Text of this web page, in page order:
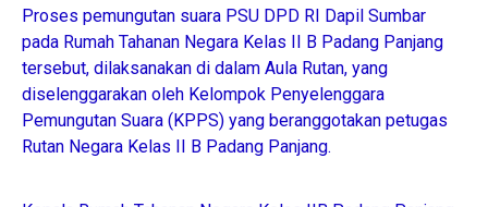
Proses pemungutan suara PSU DPD RI Dapil Sumbar
pada Rumah Tahanan Negara Kelas II B Padang Panjang
tersebut, dilaksanakan di dalam Aula Rutan, yang
diselenggarakan oleh Kelompok Penyelenggara
Pemungutan Suara (KPPS) yang beranggotakan petugas
Rutan Negara Kelas II B Padang Panjang.